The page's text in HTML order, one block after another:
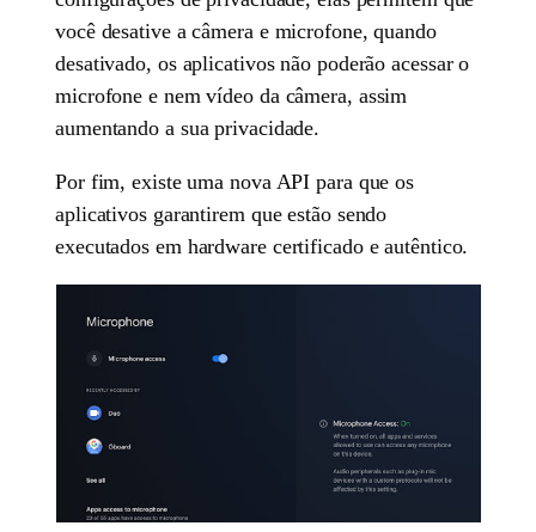
você desative a câmera e microfone, quando
desativado, os aplicativos não poderão acessar o
microfone e nem vídeo da câmera, assim
aumentando a sua privacidade.
Por fim, existe uma nova API para que os
aplicativos garantirem que estão sendo
executados em hardware certificado e autêntico.